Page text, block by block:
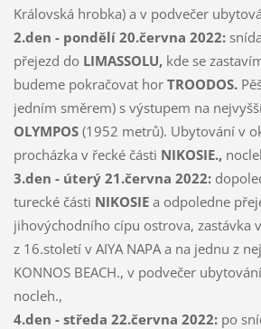
Královská hrobka) a v podvečer
2.den - pondělí 20.června 2022:
přejezd do LIMASSOLU,kde se
budeme pokračovat hor TROODOS.
jedním směrem) s výstupem na
OLYMPOS(1952 metrů). Ubytování v
procházka v řecké části NIKOSIE.,
3.den - úterý 21.června 2022:
turecké části NIKOSIEa odpoledne
jihovýchodního cípu ostrova, zastávka
z 16.století v AIYA NAPA a na jednu z
KONNOS BEACH., v podvečer
nocleh.,
4.den - středa 22.června 2022:po